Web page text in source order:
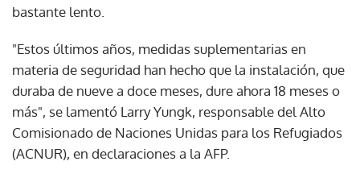
bastante lento.
"Estos últimos años, medidas suplementarias en
materia de seguridad han hecho que la instalación, que
duraba de nueve a doce meses, dure ahora 18 meses o
más", se lamentó Larry Yungk, responsable del Alto
Comisionado de Naciones Unidas para los Refugiados
(ACNUR), en declaraciones a la AFP.